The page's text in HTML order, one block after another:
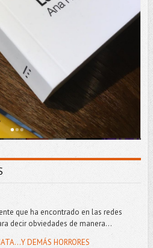
que ha encontrado en las redes
decir obviedades de manera...
DEMÁS HORRORES